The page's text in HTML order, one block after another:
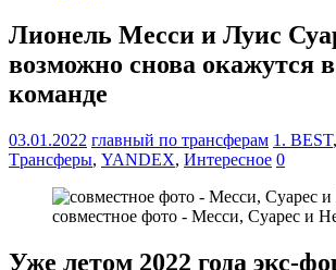
Лионель Месси и Луис
возможно снова окажутся
команде
03.01.2022 главный по трансферам 1. BEST,
Tрансферы, YANDEX, Интересное 0
совместное фото - Месси, Суарес и
Уже летом 2022 года экс-